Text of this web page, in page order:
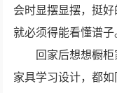
会时显摆显摆，挺
就必须得能看懂谱子
回家后想想橱
家具学习设计，都如